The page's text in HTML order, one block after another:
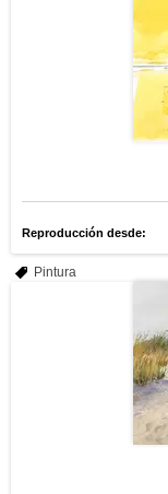
Reproducción desde:
Pintura